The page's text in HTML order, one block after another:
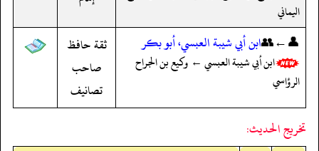
اليماني
👤←👥ابن أبي شيبة العبسي، أبو بكر
ابن أبي شيبة العبسي ← وكيع بن الجراح
الرؤاسي
ثقة حافظ
صاحب
تصانيف
تخريج الحديث: